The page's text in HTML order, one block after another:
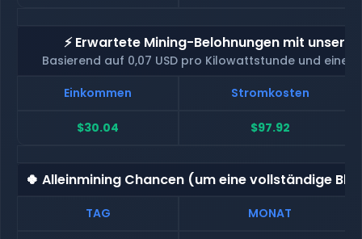
⚡ Erwartete Mining-Belohnungen mit
Basierend auf 0,07 USD pro Kilowattstunde und
Einkommen
Stromkosten
$30.04 $97.92
🍀 Alleinmining Chancen (um eine vollständige
TAG MONAT